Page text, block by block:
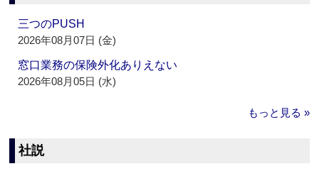
三つのPUSH
2026年08月07日 (金)
窓口業務の保険外化ありえない
2026年08月05日 (水)
もっと見る »
社説